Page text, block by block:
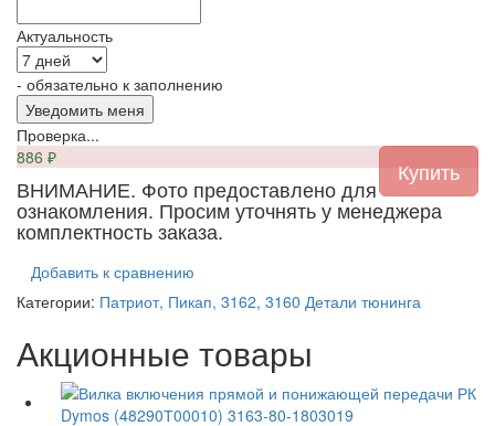
Актуальность
- обязательно к заполнению
Проверка...
886 ₽
ВНИМАНИЕ. Фото предоставлено для
ознакомления. Просим уточнять у менеджера
комплектность заказа.
Добавить к сравнению
Категории: Патриот, Пикап, 3162, 3160 Детали тюнинга
Акционные товары